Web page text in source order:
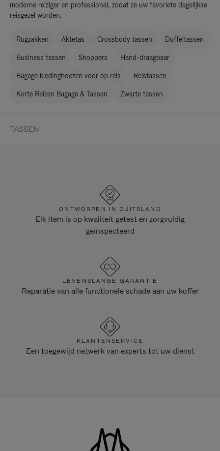
moderne reiziger en professional, zodat ze uw favoriete dagelijkse
reisgezel worden.
Rugzakken Aktetas Crossbody tassen Duffeltassen
Business tassen Shoppers Hand-draagbaar
Bagage kledinghoezen voor op reis Reistassen
Korte Reizen Bagage & Tassen Zwarte tassen
TASSEN
ONTWORPEN IN DUITSLAND
Elk item is op kwaliteit getest en zorgvuldig
geïnspecteerd
LEVENSLANGE GARANTIE
Reparatie van alle functionele schade aan uw koffer
KLANTENSERVICE
Een toegewijd netwerk van experts tot uw dienst